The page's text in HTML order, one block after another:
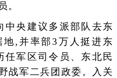
。
央建议多派部队去东
,并率部3万人挺进东
任军区司令员、东北民
战军二兵团政委。入关